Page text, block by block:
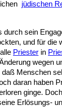
jüdischen
durch sein
und für die
Priester in
wegen
Menschen
daran haben
ginge.
Erlösungs-